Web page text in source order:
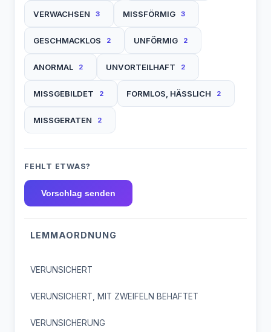
VERWACHSEN 3 MISSFÖRMIG 3
GESCHMACKLOS 2 UNFÖRMIG 2
ANORMAL 2 UNVORTEILHAFT 2
MISSGEBILDET 2 FORMLOS, HÄSSLICH 2
MISSGERATEN 2
FEHLT ETWAS?
Vorschlag senden
LEMMAORDNUNG
VERUNSICHERT
VERUNSICHERT, MIT ZWEIFELN BEHAFTET
VERUNSICHERUNG